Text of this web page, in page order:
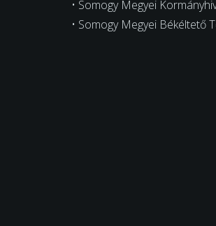
• Somogy Megyei
• Somogy Megyei Békéltető